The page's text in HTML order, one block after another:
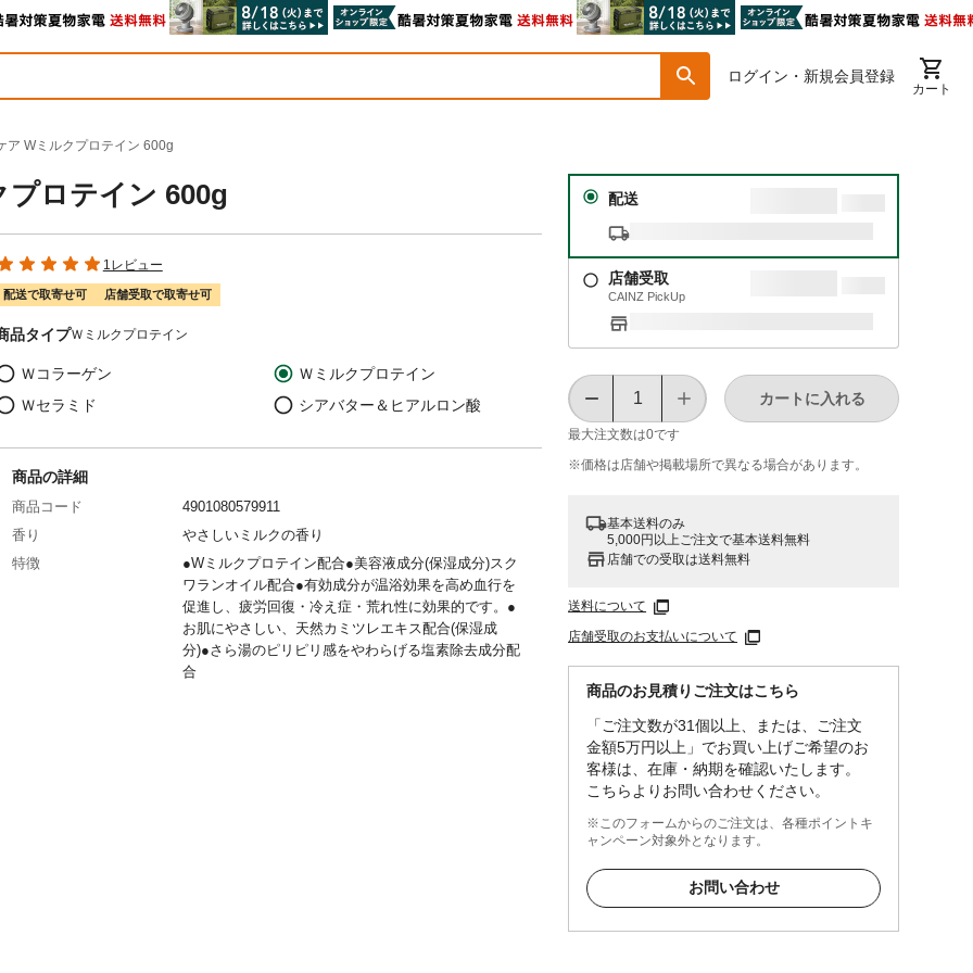
ログイン・新規会員登録
カート
ア Wミルクプロテイン 600g
ロテイン 600g
1レビュー
配送で取寄せ可 店舗受取で取寄せ可
品タイプＷミルクプロテイン
Ｗコラーゲン
Ｗミルクプロテイン
Ｗセラミド
シアバター＆ヒアルロン酸
配送
店舗受取
CAINZ PickUp
最大注文数は0です
カートに入れる
※価格は​店舗や​掲載場所で​異なる​場合が​あります。
基本送料のみ
5,000円以上ご注文で基本送料無料
店舗での受取は送料無料
送料について
店舗受取のお支払いについて
商品のお見積りご注文はこちら
「ご注文数が31個以上、または、ご注文
金額5万円以上」でお買い上げご希望のお
客様は、在庫・納期を確認いたします。
こちらよりお問い合わせください。
※このフォームからのご注文は、各種ポイントキ
ャンペーン対象外となります。
お問い合わせ
商品の詳細
商品コード
4901080579911
香り
やさしいミルクの香り
特徴
●Wミルクプロテイン配合●美容液成分(保湿成分)スク
ワランオイル配合●有効成分が温浴効果を高め血行を
促進し、疲労回復・冷え症・荒れ性に効果的です。●
お肌にやさしい、天然カミツレエキス配合(保湿成
分)●さら湯のピリピリ感をやわらげる塩素除去成分配
合